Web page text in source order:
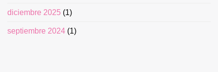
diciembre 2025 (1)
septiembre 2024 (1)